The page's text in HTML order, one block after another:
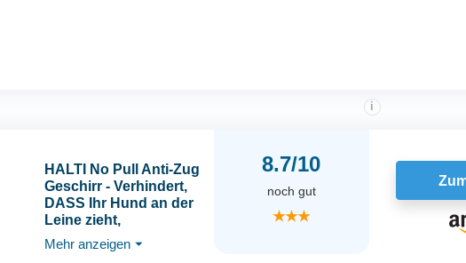
HALTI No Pull Anti-Zug
Geschirr - Verhindert,
DASS Ihr Hund an der
Leine zieht,
Gepolsterter Brust- und
Beingurt,
Mehr anzeigen ⏷
8.7/10
i
noch gut
★★★